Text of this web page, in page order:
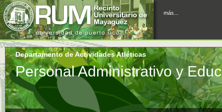
más...
Departamento de Actividades Atléticas
Personal Administrativo y